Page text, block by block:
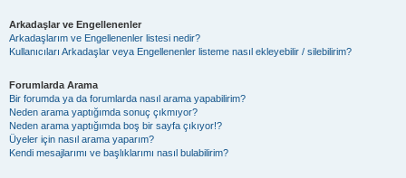
Arkadaşlar ve Engellenenler
Arkadaşlarım ve Engellenenler listesi nedir?
Kullanıcıları Arkadaşlar veya Engellenenler listeme nasıl ekleyebilir / silebilirim?
Forumlarda Arama
Bir forumda ya da forumlarda nasıl arama yapabilirim?
Neden arama yaptığımda sonuç çıkmıyor?
Neden arama yaptığımda boş bir sayfa çıkıyor!?
Üyeler için nasıl arama yaparım?
Kendi mesajlarımı ve başlıklarımı nasıl bulabilirim?